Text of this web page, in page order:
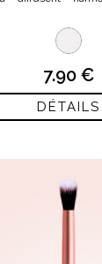
7.90 €
DÉTAILS